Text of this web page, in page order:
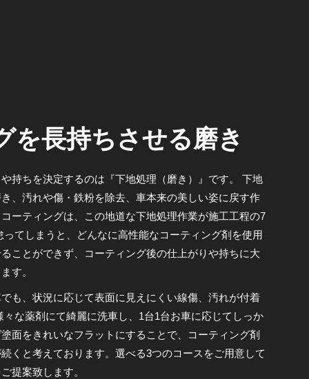
を長持ちさせる磨き
持ちを決定するのは『下地処理（磨き）』です。 下地
、汚れや傷・鉄粉を除去、車本来の美しい姿に戻す作
ーティングは、この地道な下地処理作業が施工工程の7
てしまうと、どんなに高性能なコーティング剤を使用
ことができず、コーティング後の仕上がりや持ちに大
す。
も、状況に応じて表面に見えにくい線傷、汚れが付着
な薬剤にて綺麗に洗車し、1台1台お車に応じてしっか
面をきれいなフラットにすることで、コーティング剤
くと考えております。選べる3つのコースをご用意して
提案致します。